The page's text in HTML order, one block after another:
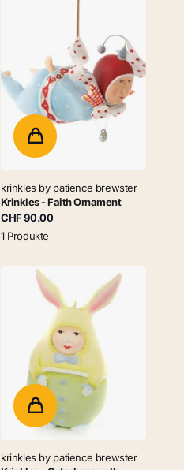
krinkles by patience brewster
Krinkles - Faith Ornament
CHF 90.00
1 Produkte
krinkles by patience brewster